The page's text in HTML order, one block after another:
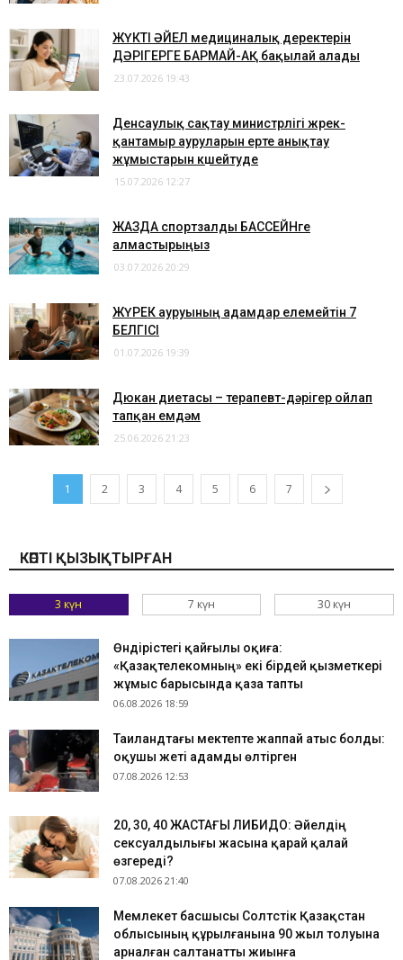
​ЖҮКТІ ӘЙЕЛ медициналық деректерін
ДӘРІГЕРГЕ БАРМАЙ-АҚ бақылай алады
23.07.2026 19:43
Денсаулық сақтау министрлігі жүрек-
қантамыр ауруларын ерте анықтау
жұмыстарын күшейтуде
15.07.2026 12:27
​ЖАЗДА спортзалды БАССЕЙНге
алмастырыңыз
03.07.2026 20:29
ЖҮРЕК ауруының адамдар елемейтін 7
БЕЛГІСІ
01.07.2026 19:39
Дюкан диетасы – терапевт-дәрігер ойлап
тапқан емдәм
25.06.2026 21:23
1 2 3 4 5 6 7
КӨПТІ ҚЫЗЫҚТЫРҒАН
3 күн 7 күн 30 күн
Өндірістегі қайғылы оқиға:
«Қазақтелекомның» екі бірдей қызметкері
жұмыс барысында қаза тапты
06.08.2026 18:59
Таиландтағы мектепте жаппай атыс болды:
оқушы жеті адамды өлтірген
07.08.2026 12:53
​20, 30, 40 ЖАСТАҒЫ ЛИБИДО: Әйелдің
сексуалдылығы жасына қарай қалай
өзгереді?
07.08.2026 21:40
Мемлекет басшысы Солтүстік Қазақстан
облысының құрылғанына 90 жыл толуына
арналған салтанатты жиынға